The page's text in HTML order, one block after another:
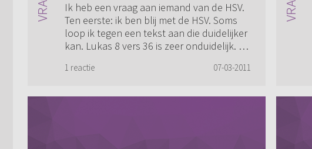
Ik heb een vraag aan iemand van de HSV.
Ten eerste: ik ben blij met de HSV. Soms
loop ik tegen een tekst aan die duidelijker
kan. Lukas 8 vers 36 is zeer onduidelijk. Je
1 reactie 07-03-2011